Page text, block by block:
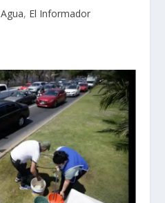
Agua, El Informador